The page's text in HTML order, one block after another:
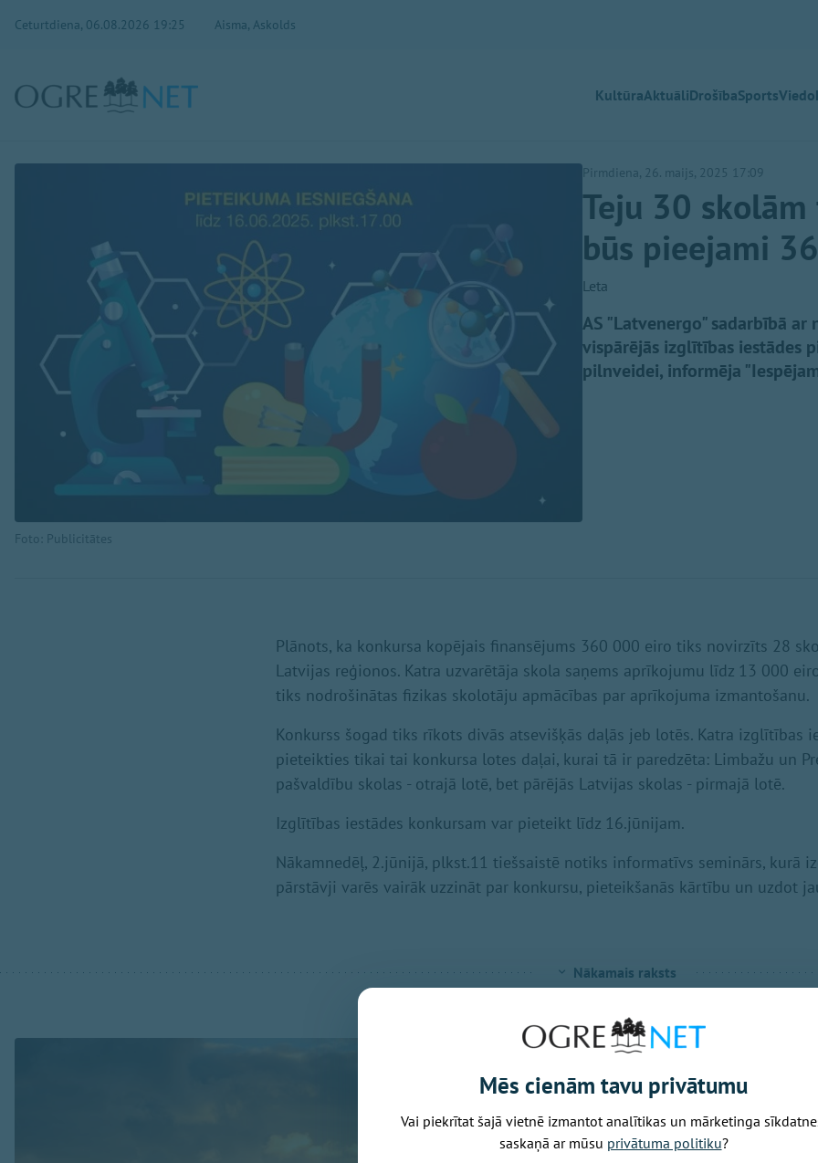
Ceturtdiena, 06.08.2026 19:25 Aisma, Askolds
KultūraAktuāliDrošībaSports
Foto: Publicitātes
Pirmdiena, 26. maijs, 2025 17:09
Teju 30
būs pieejami
Leta
AS "Latvenergo" sadarbībā
vispārējās izglītības iestādes
pilnveidei, informēja
Plānots, ka konkursa kopējais finansējums 360 000 eiro tiks novirzīts 28
Latvijas reģionos. Katra uzvarētāja skola saņems aprīkojumu līdz 13 000
tiks nodrošinātas fizikas skolotāju apmācības par aprīkojuma izmantošanu.
Konkurss šogad tiks rīkots divās atsevišķās daļās jeb lotēs. Katra izglītības
pieteikties tikai tai konkursa lotes daļai, kurai tā ir paredzēta: Limbažu un
pašvaldību skolas - otrajā lotē, bet pārējās Latvijas skolas - pirmajā lotē.
Izglītības iestādes konkursam var pieteikt līdz 16.jūnijam.
Nākamnedēļ, 2.jūnijā, plkst.11 tiešsaistē notiks informatīvs seminārs, kurā
pārstāvji varēs vairāk uzzināt par konkursu, pieteikšanās kārtību un uzdot
Nākamais raksts
Ceturtdiena, 6. augusts, 2026 13:06
Lai arī solārais,
tas ir sācies!
Mēs cienām tavu privātumu
Vai piekrītat šajā vietnē izmantot analītikas un mārketinga
saskaņā ar mūsu privātuma politiku?